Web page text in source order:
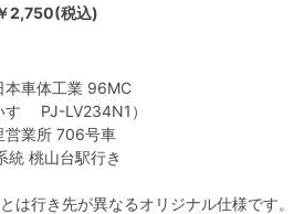
2,750(税込)
車体工業 96MC
PJ-LV234N1）
営業所 706号車
統 桃山台駅行き
は行き先が異なるオリジナル仕様です。